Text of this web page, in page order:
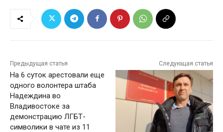
Предыдущая статья
На 6 суток арестовали еще
одного волонтера штаба
Надеждина во
Владивостоке за
демонстрацию ЛГБТ-
символики в чате из 11
Следующая статья